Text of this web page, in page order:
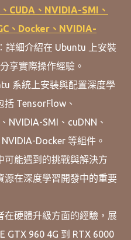
CUDA、NVIDIA-SMI、
、Docker、NVIDIA-
： 詳細介紹在 Ubuntu 上安裝
享實際操作經驗。
系統上安裝與配置深度學
括 TensorFlow、
NVIDIA-SMI、cuDNN、
Docker 等組件。
可能遇到的挑戰與解決方
源在深度學習開發中的重要
在硬體升級方面的經驗，展
GTX 960 4G 到 RTX 6000